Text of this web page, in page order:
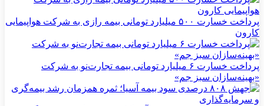
پرداخت خسارت ۵۰۰ میلیارد تومانی بیمه رازی به شرکت هواپیمایی
کارون
پرداخت خسارت ۶ میلیارد تومانی بیمه تجارت‌نو به شرکت
«بهینه‌سازان سبز جم»